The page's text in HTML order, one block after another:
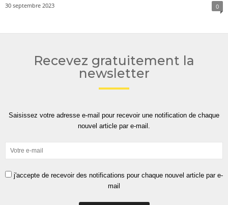
30 septembre 2023 0
Recevez gratuitement la
newsletter
Saisissez votre adresse e-mail pour recevoir une notification de chaque
nouvel article par e-mail.
j'accepte de recevoir des notifications pour chaque nouvel article par e-
mail